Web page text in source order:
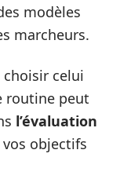
modèles
marcheurs.
choisir celui
routine peut
l’évaluation
vos objectifs